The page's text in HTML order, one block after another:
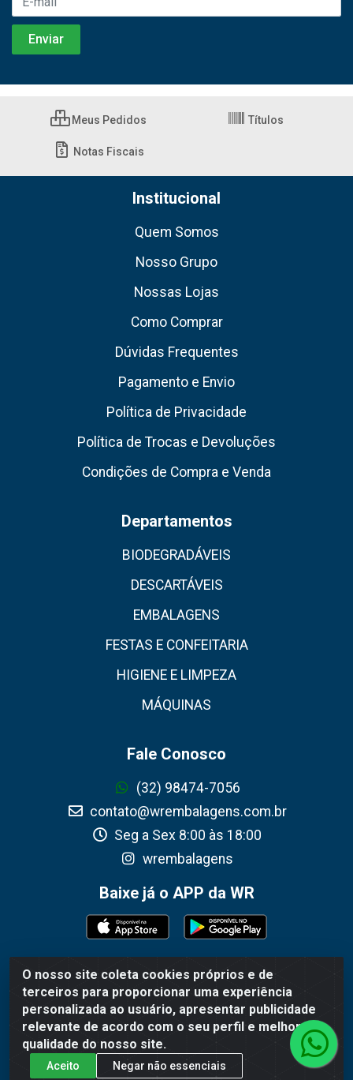
O nosso site coleta cookies próprios e de
terceiros para proporcionar uma experiência
personalizada ao usuário, apresentar publicidade
relevante de acordo com o seu perfil e melhorar a
qualidade do nosso site.
Aceito Negar não essenciais
Meus Pedidos Títulos
Notas Fiscais
Institucional
Quem Somos
Nosso Grupo
Nossas Lojas
Como Comprar
Dúvidas Frequentes
Pagamento e Envio
Política de Privacidade
Política de Trocas e Devoluções
Condições de Compra e Venda
Departamentos
BIODEGRADÁVEIS
DESCARTÁVEIS
EMBALAGENS
FESTAS E CONFEITARIA
HIGIENE E LIMPEZA
MÁQUINAS
Fale Conosco
(32) 98474-7056
contato@wrembalagens.com.br
Seg a Sex 8:00 às 18:00
wrembalagens
Baixe já o APP da WR
WR Embalagens - R. Cel. Teodoro Gomes de Araújo, 1360 -
Grogotó - Barbacena / MG - CEP 36202-628 - CNPJ
02.692.206/0001-55